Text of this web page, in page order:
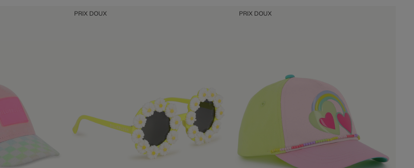
PRIX DOUX PRIX DOUX